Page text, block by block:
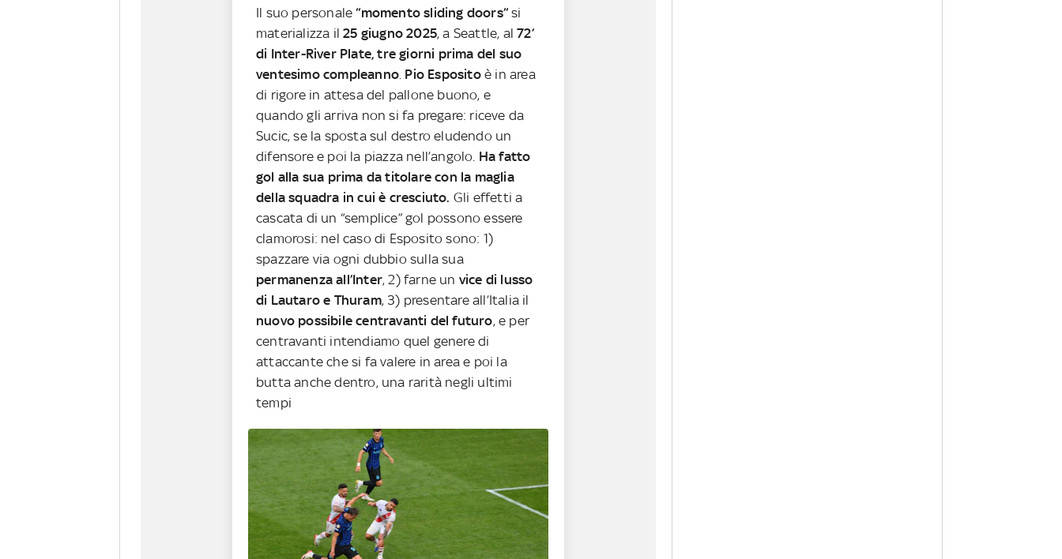
Il suo personale“momento sliding doors”si
materializza il25 giugno 2025, a Seattle, al72’
di Inter-River Plate, tre giorni prima del suo
ventesimo compleanno. Pio Espositoè in area
di rigore in attesa del pallone buono, e
quando gli arriva non si fa pregare: riceve da
Sucic, se la sposta sul destro eludendo un
difensore e poi la piazza nell’angolo. Ha fatto
gol alla sua prima da titolare con la maglia
della squadra in cui è cresciuto. Gli effetti a
cascata di un “semplice” gol possono essere
clamorosi: nel caso di Esposito sono: 1)
spazzare via ogni dubbio sulla sua
permanenza all’Inter, 2) farne un vice di lusso
di Lautaro e Thuram, 3) presentare all’Italia il
nuovo possibile centravanti del futuro, e per
centravanti intendiamo quel genere di
attaccante che si fa valere in area e poi la
butta anche dentro, una rarità negli ultimi
tempi